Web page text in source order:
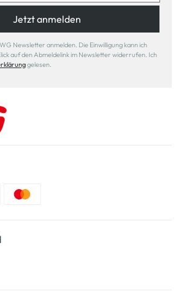
Jetzt anmelden
Newsletter anmelden. Die Einwilligung kann ich
auf den Abmeldelink im Newsletter widerrufen. Ich
gelesen.